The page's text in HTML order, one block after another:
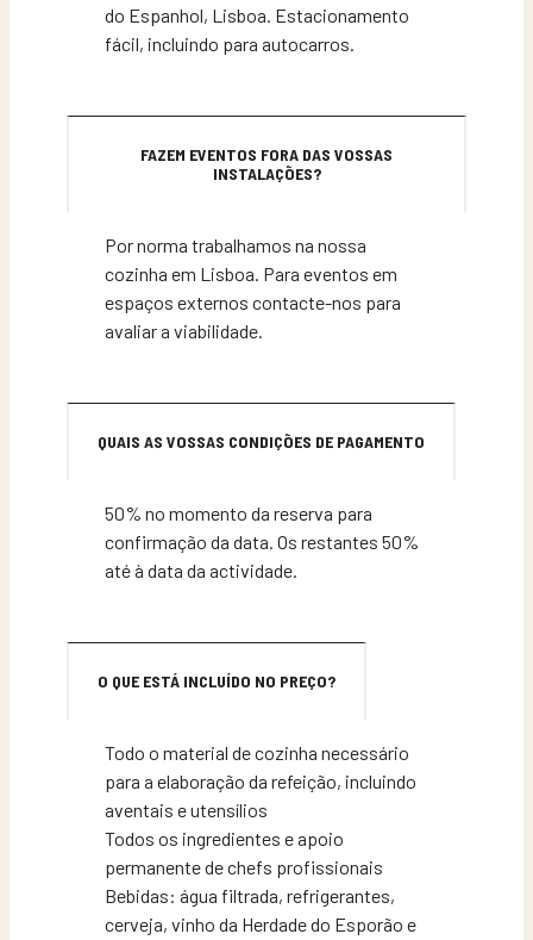
do Espanhol, Lisboa. Estacionamento
fácil, incluindo para autocarros.
FAZEM EVENTOS FORA DAS VOSSAS
INSTALAÇÕES?
Por norma trabalhamos na nossa
cozinha em Lisboa. Para eventos em
espaços externos contacte-nos para
avaliar a viabilidade.
QUAIS AS VOSSAS CONDIÇÕES DE PAGAMENTO
50% no momento da reserva para
confirmação da data. Os restantes 50%
até à data da actividade.
O QUE ESTÁ INCLUÍDO NO PREÇO?
Todo o material de cozinha necessário
para a elaboração da refeição, incluindo
aventais e utensílios
Todos os ingredientes e apoio
permanente de chefs profissionais
Bebidas: água filtrada, refrigerantes,
cerveja, vinho da Herdade do Esporão e